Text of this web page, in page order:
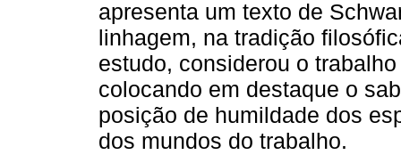
apresenta um texto de
linhagem, na tradição
estudo, considerou o
colocando em destaque o
posição de humildade dos
dos mundos do trabalho.